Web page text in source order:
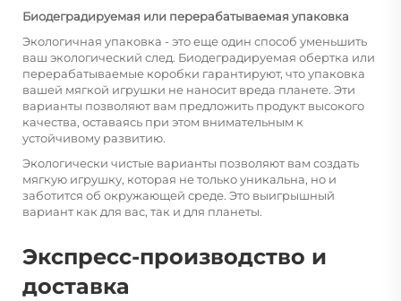
Биодеградируемая или перерабатываемая упаковка
Экологичная упаковка - это еще один способ уменьшить
ваш экологический след. Биодеградируемая обертка или
перерабатываемые коробки гарантируют, что упаковка
вашей мягкой игрушки не наносит вреда планете. Эти
варианты позволяют вам предложить продукт высокого
качества, оставаясь при этом внимательным к
устойчивому развитию.
Экологически чистые варианты позволяют вам создать
мягкую игрушку, которая не только уникальна, но и
заботится об окружающей среде. Это выигрышный
вариант как для вас, так и для планеты.
Экспресс-производство и
доставка